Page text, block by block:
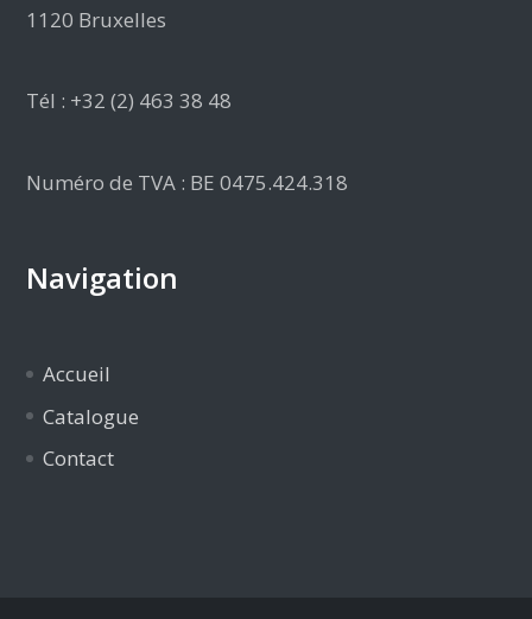
1120 Bruxelles
Tél : +32 (2) 463 38 48
Numéro de TVA : BE 0475.424.318
Navigation
Accueil
Catalogue
Contact